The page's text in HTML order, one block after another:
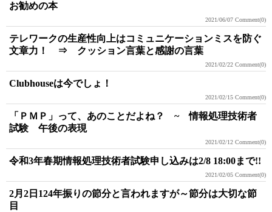
お勧めの本
2021/06/07 Comment(0)
テレワークの生産性向上はコミュニケーションミスを防ぐ
文章力！ ⇒ クッション言葉と感謝の言葉
2021/02/22 Comment(0)
Clubhouseは今でしょ！
2021/02/15 Comment(0)
「ＰＭＰ」って、あのことだよね？ ~ 情報処理技術者
試験 午後の表現
2021/02/12 Comment(0)
令和3年春期情報処理技術者試験申し込みは2/8 18:00まで!!
2021/02/05 Comment(0)
2月2日124年振りの節分と言われますが～節分は大切な節
目